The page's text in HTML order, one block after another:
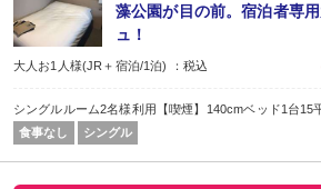
藻公園が目の前。宿泊者専
ュ！
大人お1人様(JR＋宿泊/1泊) ：税込
シングルルーム2名様利用【喫煙】140cmベッド1台
食事なし
シングル